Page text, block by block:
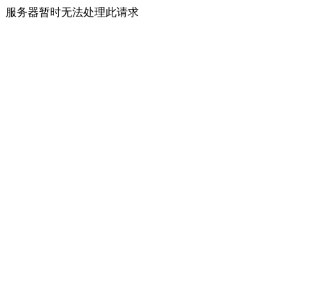
服务器暂时无法处理此请求